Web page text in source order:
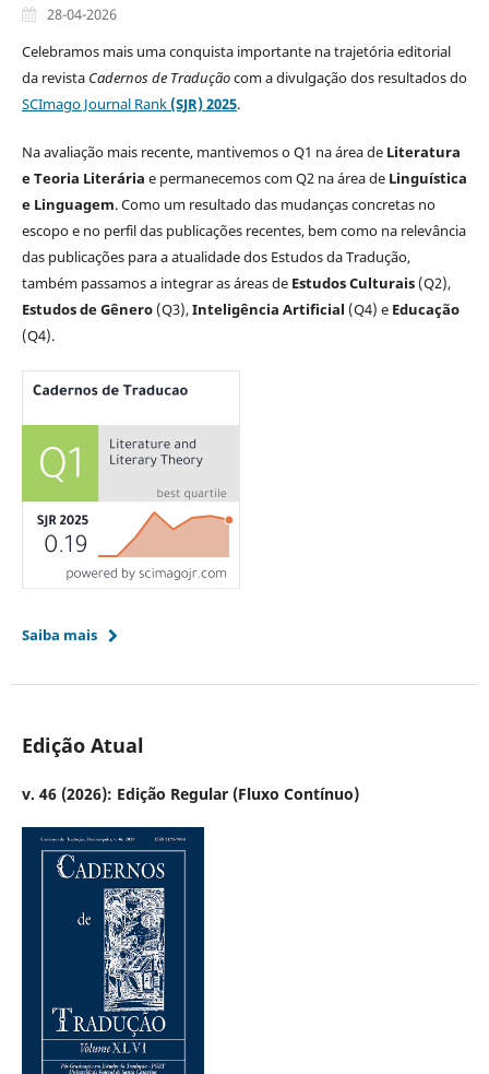
28-04-2026
Celebramos mais uma conquista importante na trajetória editorial
da revistaCadernos de Traduçãocom a divulgação dos resultados do
SCImago Journal Rank(SJR) 2025.
Na avaliação mais recente, mantivemos o Q1 na área de Literatura
e Teoria Literária e permanecemos com Q2 na área de Linguística
e Linguagem. Como um resultado das mudanças concretas no
escopo e no perfil das publicações recentes, bem como na relevância
das publicações para a atualidade dos Estudos da Tradução,
também passamos a integrar as áreas de Estudos Culturais(Q2),
Estudos de Gênero(Q3),Inteligência Artificial (Q4) e Educação
(Q4).
Saiba mais
Edição Atual
v. 46 (2026): Edição Regular (Fluxo Contínuo)